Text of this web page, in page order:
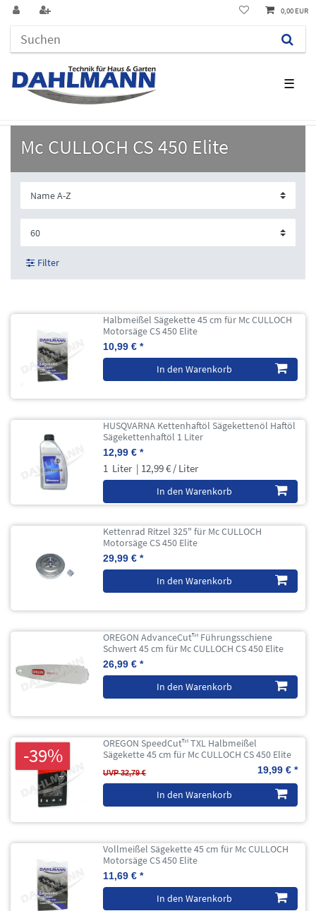
☰
0,00 EUR
Mc CULLOCH CS 450 Elite
Filter
Halbmeißel Sägekette 45 cm für Mc CULLOCH
Motorsäge CS 450 Elite
10,99 € *
In den Warenkorb
HUSQVARNA Kettenhaftöl Sägekettenöl Haftöl
Sägekettenhaftöl 1 Liter
12,99 € *
1 Liter | 12,99 € / Liter
In den Warenkorb
Kettenrad Ritzel 325" für Mc CULLOCH
Motorsäge CS 450 Elite
29,99 € *
In den Warenkorb
OREGON AdvanceCut™ Führungsschiene
Schwert 45 cm für Mc CULLOCH CS 450 Elite
26,99 € *
In den Warenkorb
-39%
OREGON SpeedCut™ TXL Halbmeißel
Sägekette 45 cm für Mc CULLOCH CS 450 Elite
UVP 32,79 € 19,99 € *
In den Warenkorb
Vollmeißel Sägekette 45 cm für Mc CULLOCH
Motorsäge CS 450 Elite
11,69 € *
In den Warenkorb